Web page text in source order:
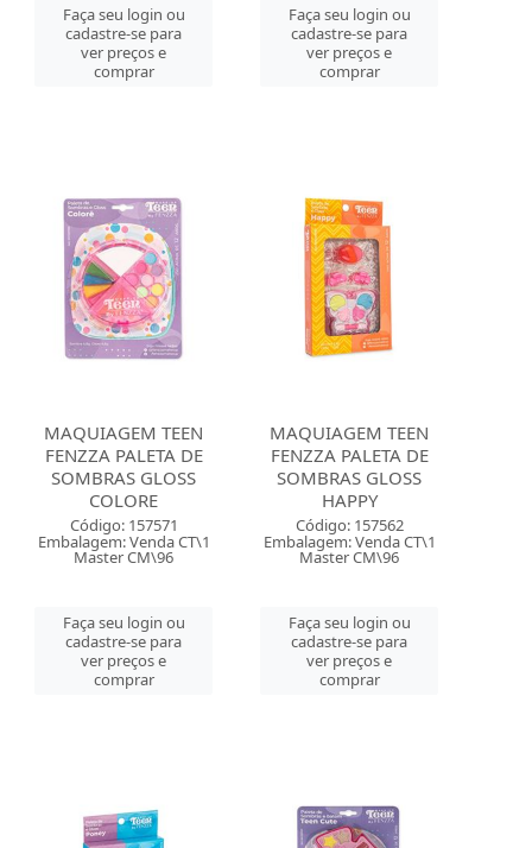
Faça seu login ou
cadastre-se para
ver preços e
comprar
Faça seu login ou
cadastre-se para
ver preços e
comprar
MAQUIAGEM TEEN
FENZZA PALETA DE
SOMBRAS GLOSS
COLORE
Código: 157571
Embalagem: Venda CT\1
Master CM\96
Faça seu login ou
cadastre-se para
ver preços e
comprar
MAQUIAGEM TEEN
FENZZA PALETA DE
SOMBRAS GLOSS
HAPPY
Código: 157562
Embalagem: Venda CT\1
Master CM\96
Faça seu login ou
cadastre-se para
ver preços e
comprar